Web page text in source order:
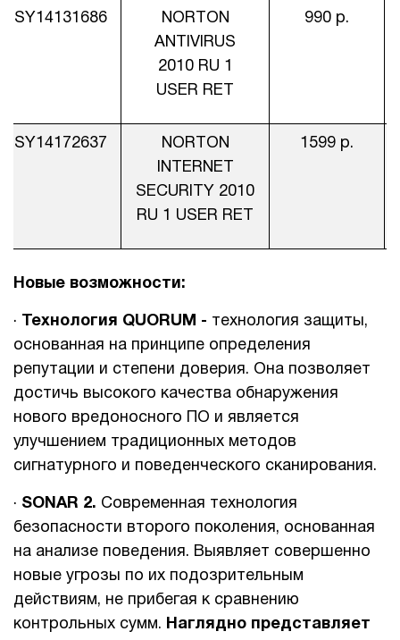
SY14131686
NORTON
ANTIVIRUS
2010 RU 1
USER RET
990 р.
SY14172637
NORTON
INTERNET
SECURITY 2010
RU 1 USER RET
1599 р.
Новые возможности:
· Технология QUORUM - технология защиты,
основанная на принципе определения
репутации и степени доверия. Она позволяет
достичь высокого качества обнаружения
нового вредоносного ПО и является
улучшением традиционных методов
сигнатурного и поведенческого сканирования.
· SONAR 2. Современная технология
безопасности второго поколения, основанная
на анализе поведения. Выявляет совершенно
новые угрозы по их подозрительным
действиям, не прибегая к сравнению
контрольных сумм. Наглядно представляет